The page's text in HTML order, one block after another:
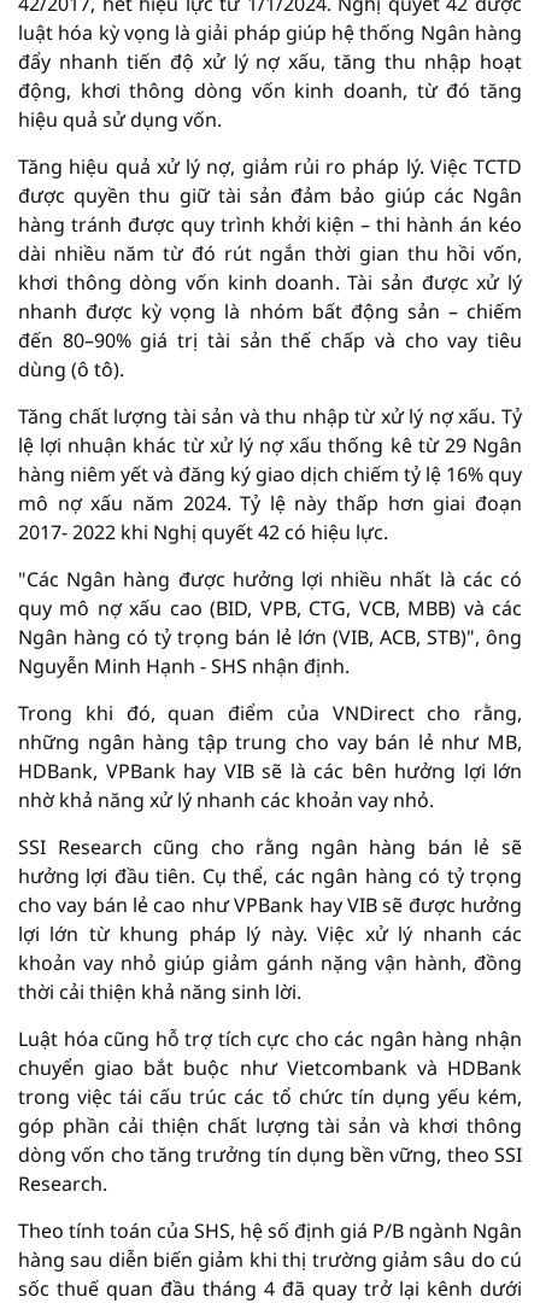
luật hóa kỳ vọng là giải pháp giúp hệ thống Ngân hàng
đẩy nhanh tiến độ xử lý nợ xấu, tăng thu nhập hoạt
động, khơi thông dòng vốn kinh doanh, từ đó tăng
hiệu quả sử dụng vốn.
Tăng hiệu quả xử lý nợ, giảm rủi ro pháp lý. Việc TCTD
được quyền thu giữ tài sản đảm bảo giúp các Ngân
hàng tránh được quy trình khởi kiện – thi hành án kéo
dài nhiều năm từ đó rút ngắn thời gian thu hồi vốn,
khơi thông dòng vốn kinh doanh. Tài sản được xử lý
nhanh được kỳ vọng là nhóm bất động sản – chiếm
đến 80–90% giá trị tài sản thế chấp và cho vay tiêu
dùng (ô tô).
Tăng chất lượng tài sản và thu nhập từ xử lý nợ xấu. Tỷ
lệ lợi nhuận khác từ xử lý nợ xấu thống kê từ 29 Ngân
hàng niêm yết và đăng ký giao dịch chiếm tỷ lệ 16% quy
mô nợ xấu năm 2024. Tỷ lệ này thấp hơn giai đoạn
2017- 2022 khi Nghị quyết 42 có hiệu lực.
"Các Ngân hàng được hưởng lợi nhiều nhất là các có
quy mô nợ xấu cao (BID, VPB, CTG, VCB, MBB) và các
Ngân hàng có tỷ trọng bán lẻ lớn (VIB, ACB, STB)", ông
Nguyễn Minh Hạnh - SHS nhận định.
Trong khi đó, quan điểm của VNDirect cho rằng,
những ngân hàng tập trung cho vay bán lẻ như MB,
HDBank, VPBank hay VIB sẽ là các bên hưởng lợi lớn
nhờ khả năng xử lý nhanh các khoản vay nhỏ.
SSI Research cũng cho rằng ngân hàng bán lẻ sẽ
hưởng lợi đầu tiên. Cụ thể, các ngân hàng có tỷ trọng
cho vay bán lẻ cao như VPBank hay VIB sẽ được hưởng
lợi lớn từ khung pháp lý này. Việc xử lý nhanh các
khoản vay nhỏ giúp giảm gánh nặng vận hành, đồng
thời cải thiện khả năng sinh lời.
Luật hóa cũng hỗ trợ tích cực cho các ngân hàng nhận
chuyển giao bắt buộc như Vietcombank và HDBank
trong việc tái cấu trúc các tổ chức tín dụng yếu kém,
góp phần cải thiện chất lượng tài sản và khơi thông
dòng vốn cho tăng trưởng tín dụng bền vững, theo SSI
Research.
Theo tính toán của SHS, hệ số định giá P/B ngành Ngân
hàng sau diễn biến giảm khi thị trường giảm sâu do cú
sốc thuế quan đầu tháng 4 đã quay trở lại kênh dưới